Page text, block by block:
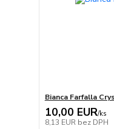
Bianca Farfalla
10,00 EUR/ks
8,13 EUR bez DPH